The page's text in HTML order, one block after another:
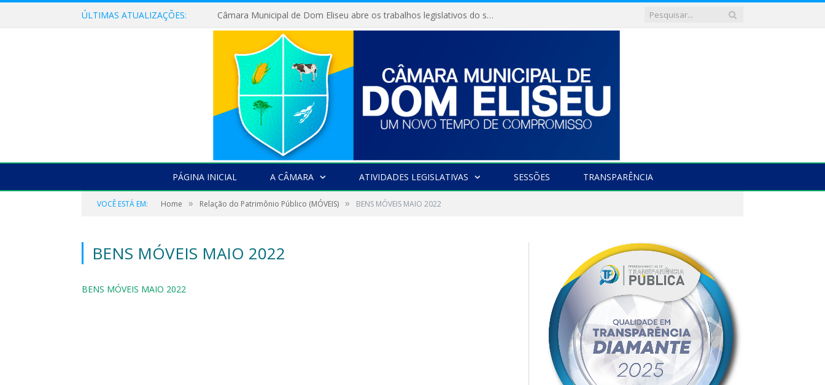
ÚLTIMAS ATUALIZAÇÕES: Câmara Municipal de Dom Eliseu abre os trabalhos legislativos do segundo semestre
PÁGINA INICIAL A CÂMARA ATIVIDADES LEGISLATIVAS SESSÕES TRANSPARÊNCIA
VOCÊ ESTÁ EM: Home » Relação do Patrimônio Público (MÓVEIS) » BENS MÓVEIS MAIO 2022
BENS MÓVEIS MAIO 2022
BENS MÓVEIS MAIO 2022